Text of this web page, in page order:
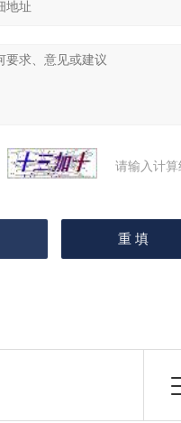
请输入计